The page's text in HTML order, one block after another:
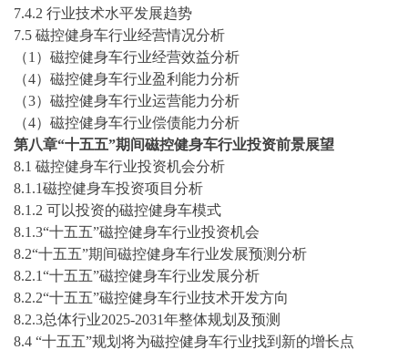
7.4.2 行业技术水平发展趋势
7.5 磁控健身车行业经营情况分析
（1）磁控健身车行业经营效益分析
（4）磁控健身车行业盈利能力分析
（3）磁控健身车行业运营能力分析
（4）磁控健身车行业偿债能力分析
第八章“十五五”期间磁控健身车行业投资前景展望
8.1 磁控健身车行业投资机会分析
8.1.1磁控健身车投资项目分析
8.1.2 可以投资的磁控健身车模式
8.1.3“十五五”磁控健身车行业投资机会
8.2“十五五”期间磁控健身车行业发展预测分析
8.2.1“十五五”磁控健身车行业发展分析
8.2.2“十五五”磁控健身车行业技术开发方向
8.2.3总体行业2025-2031年整体规划及预测
8.4 “十五五”规划将为磁控健身车行业找到新的增长点